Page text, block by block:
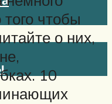
чтобы
о них,
10